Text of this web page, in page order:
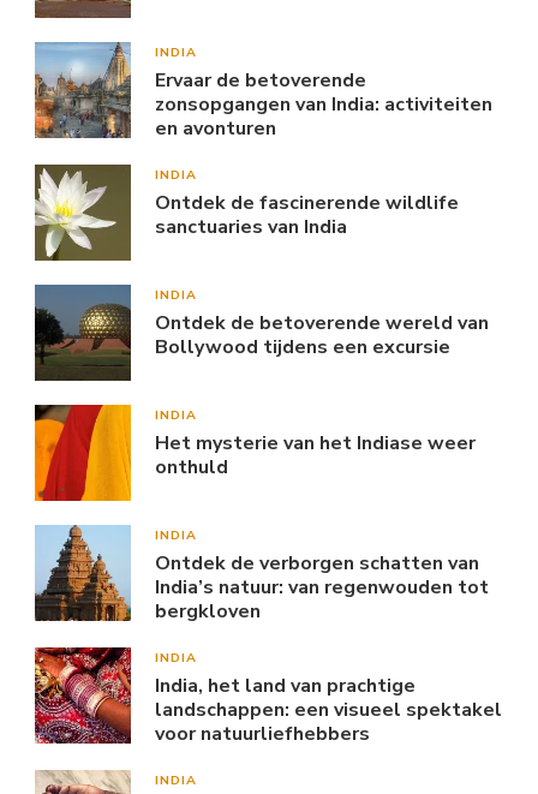
INDIA
Ervaar de betoverende
zonsopgangen van India: activiteiten
en avonturen
INDIA
Ontdek de fascinerende wildlife
sanctuaries van India
INDIA
Ontdek de betoverende wereld van
Bollywood tijdens een excursie
INDIA
Het mysterie van het Indiase weer
onthuld
INDIA
Ontdek de verborgen schatten van
India’s natuur: van regenwouden tot
bergkloven
INDIA
India, het land van prachtige
landschappen: een visueel spektakel
voor natuurliefhebbers
INDIA